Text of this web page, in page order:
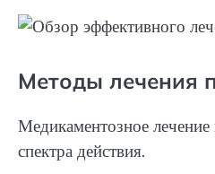
Методы лечения
Медикаментозное лечение
спектра действия.